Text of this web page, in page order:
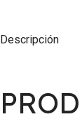
Descripción